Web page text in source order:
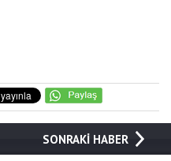
SONRAKİ HABER